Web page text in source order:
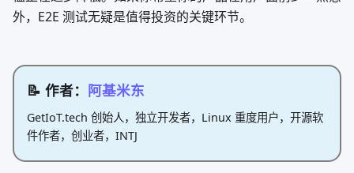
外，E2E 测试无疑是值得投资的关键环节。
📝 作者： 阿基米东
GetIoT.tech 创始人，独立开发者，Linux 重度用户，开源软
件作者，创业者，INTJ